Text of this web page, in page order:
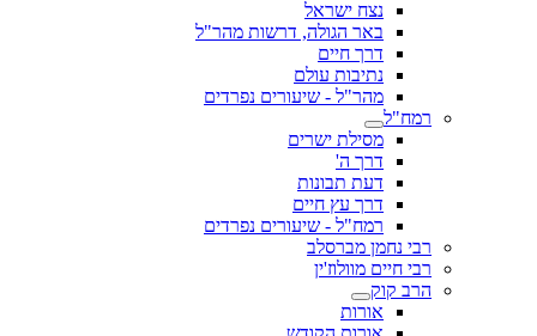
נצח ישראל
באר הגולה, דרשות מהר"ל
דרך חיים
נתיבות עולם
מהר"ל - שיעורים נפרדים
רמח"ל
מסילת ישרים
דרך ה'
דעת תבונות
דרך עץ חיים
רמח"ל - שיעורים נפרדים
רבי נחמן מברסלב
רבי חיים מוולוז'ין
הרב קוק
אורות